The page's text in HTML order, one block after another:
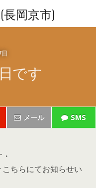
岡京市)
です
メール SMS
ちらにてお知らせい